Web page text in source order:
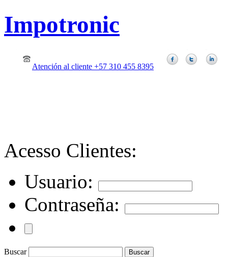
Impotronic
Atención al cliente +57 310 455 8395
Acesso Clientes:
Usuario:
Contraseña:
Buscar